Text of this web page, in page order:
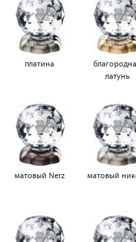
платина
латунь
матовый Nerz матовый